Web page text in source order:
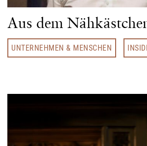
Aus dem
UNTERNEHMEN & MENSCHEN